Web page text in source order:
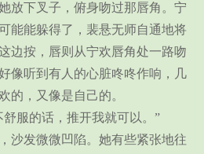
放下叉子，俯身吻过那唇角。宁
能能躲得了，裴悬无师自通地将
边按，唇则从宁欢唇角处一路吻
像听到有人的心脏咚咚作响，几
的，又像是自己的。
服的话，推开我就可以。”
沙发微微凹陷。她有些紧张地往